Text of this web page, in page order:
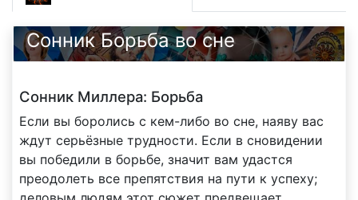
Сонник Борьба во сне
Сонник Миллера: Борьба
Если вы боролись с кем-либо во сне, наяву вас
ждут серьёзные трудности. Если в сновидении
вы победили в борьбе, значит вам удастся
преодолеть все препятствия на пути к успеху;